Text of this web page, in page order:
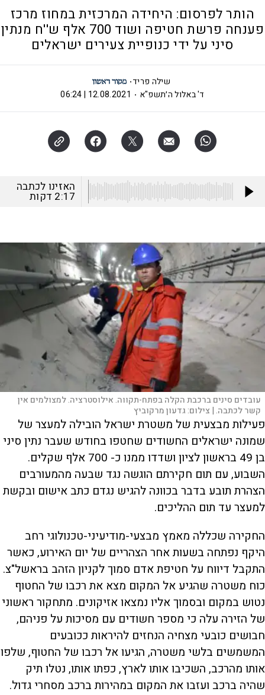
הותר לפרסום: היחידה המרכזית במחוז מרכז
פענחה פרשת חטיפה ושוד 700 אלף ש''ח מנתין
סיני על ידי כנופיית צעירים ישראלים
שילה פריד
ד' באלול ה׳תשפ"א
12.08.2021 | 06:24
האזינו לכתבה
2:17 דקות
עובדים סינים ברכבת הקלה בפתח-תקווה. אילוסטרציה. למצולמים אין
קשר לכתבה. | צילום:גדעון מרקוביץ
פעילות מבצעית של משטרת ישראל הובילה למעצר של
שמונה ישראלים החשודים שחטפו בחודש שעבר נתין סיני
בן 49 בראשון לציון ושדדו ממנו כ- 700 אלף שקלים.
השבוע, עם תום חקירתם הוגשה נגד שבעה מהמעורבים
הצהרת תובע בדבר בכוונה להגיש נגדם כתב אישום ובקשת
למעצר עד תום ההליכים.
החקירה שכללה מאמץ מבצעי-מודיעיני-טכנולוגי רחב
היקף נפתחה בשעות אחר הצהריים של יום האירוע, כאשר
התקבל דיווח על חטיפת אדם סמוך לקניון הזהב בראשל"צ.
כוח משטרה שהגיע אל המקום מצא את רכבו של החטוף
נטוש במקום ובסמוך אליו נמצאו אזיקונים. מתחקור ראשוני
של הזירה עלה כי מספר חשודים עם מסיכות על פניהם,
חבושים כובעי מצחיה הנחזים להיראות ככובעים
המשמשים בלשי משטרה, הגיעו אל רכבו של החטוף, שלפו
אותו מהרכב, השכיבו אותו לארץ, כפתו אותו, נטלו תיק
שהיה ברכב ועזבו את המקום במהירות ברכב מסחרי גדול.